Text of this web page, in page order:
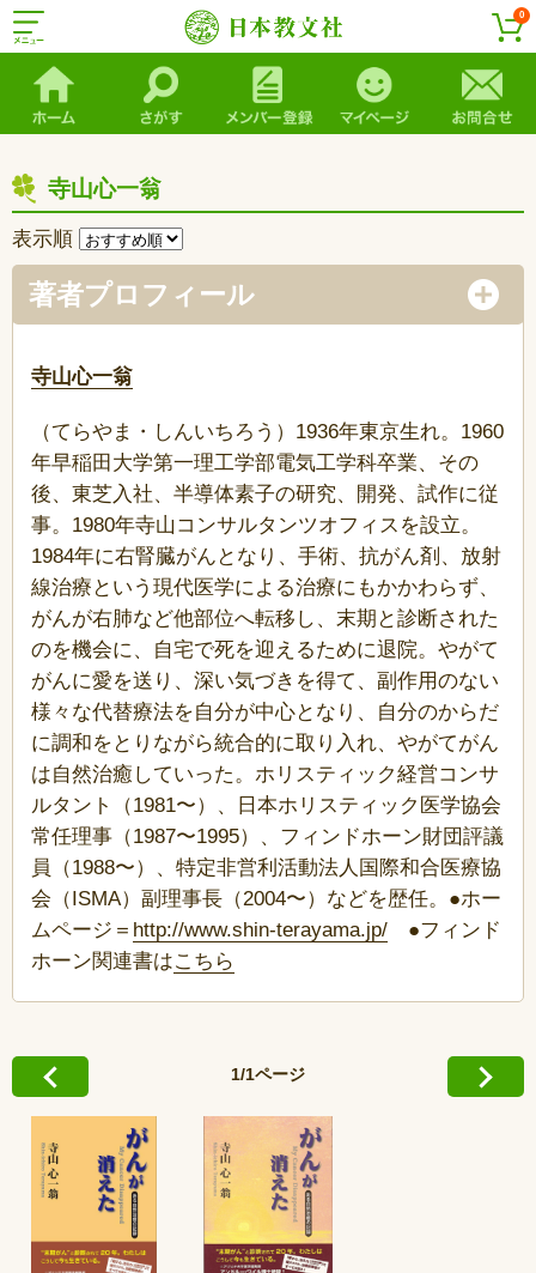
0
寺山心一翁
表示順
著者プロフィール
寺山心一翁
（てらやま・しんいちろう）1936年東京生れ。1960
年早稲田大学第一理工学部電気工学科卒業、その
後、東芝入社、半導体素子の研究、開発、試作に従
事。1980年寺山コンサルタンツオフィスを設立。
1984年に右腎臓がんとなり、手術、抗がん剤、放射
線治療という現代医学による治療にもかかわらず、
がんが右肺など他部位へ転移し、末期と診断された
のを機会に、自宅で死を迎えるために退院。やがて
がんに愛を送り、深い気づきを得て、副作用のない
様々な代替療法を自分が中心となり、自分のからだ
に調和をとりながら統合的に取り入れ、やがてがん
は自然治癒していった。ホリスティック経営コンサ
ルタント（1981〜）、日本ホリスティック医学協会
常任理事（1987〜1995）、フィンドホーン財団評議
員（1988〜）、特定非営利活動法人国際和合医療協
会（ISMA）副理事長（2004〜）などを歴任。●ホー
ムページ＝ http://www.shin-terayama.jp/ ●フィンド
ホーン関連書はこちら
1/1ページ